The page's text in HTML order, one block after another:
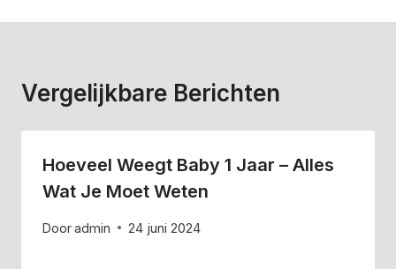
Vergelijkbare Berichten
Hoeveel Weegt Baby 1 Jaar – Alles
Wat Je Moet Weten
Dooradmin 24 juni 2024